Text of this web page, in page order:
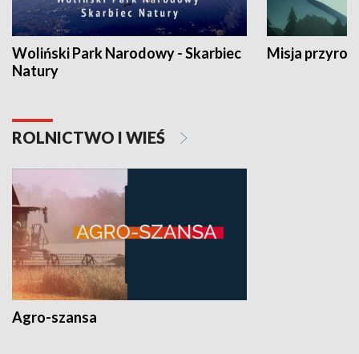
Woliński Park Narodowy - Skarbiec
Natury
Misja
ROLNICTWO I WIEŚ
Agro-szansa